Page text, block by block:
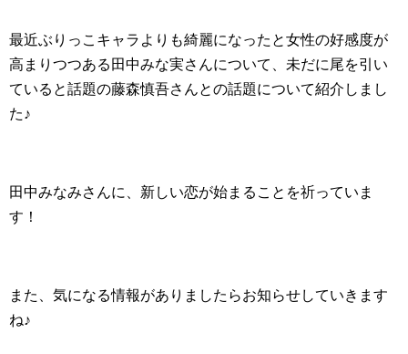
最近ぶりっこキャラよりも綺麗になったと女性の好感度が
高まりつつある田中みな実さんについて、未だに尾を引い
ていると話題の藤森慎吾さんとの話題について紹介しまし
た♪
田中みなみさんに、新しい恋が始まることを祈っていま
す！
また、気になる情報がありましたらお知らせしていきます
ね♪